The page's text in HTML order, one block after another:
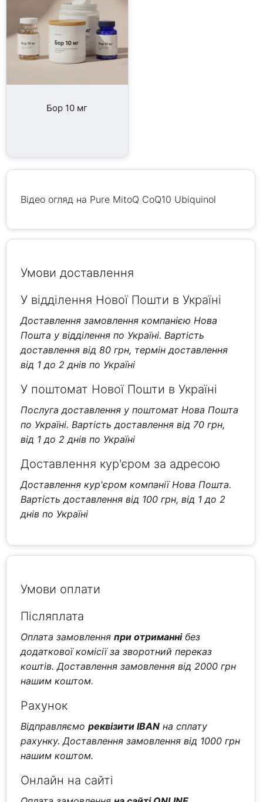
Бор 10 мг
Відео огляд на Pure MitoQ CoQ10 Ubiquinol
Умови доставлення
У відділення Нової Пошти в Україні
Доставлення замовлення компанією Нова
Пошта у відділення по Україні. Вартість
доставлення від 80 грн, термін доставлення
від 1 до 2 днів по Україні
У поштомат Нової Пошти в Україні
Послуга доставлення у поштомат Нова Пошта
по Україні. Вартість доставлення від 70 грн,
від 1 до 2 днів по Україні
Доставлення кур'єром за адресою
Доставлення кур'єром компанії Нова Пошта.
Вартість доставлення від 100 грн, від 1 до 2
днів по Україні
Умови оплати
Післяплата
Оплата замовленняпри отриманнібез
додаткової комісії за зворотний переказ
коштів. Доставлення замовлення від 2000 грн
нашим коштом.
Рахунок
Відправляємореквізити IBAN на сплату
рахунку. Доставлення замовлення від 1000 грн
нашим коштом.
Онлайн на сайті